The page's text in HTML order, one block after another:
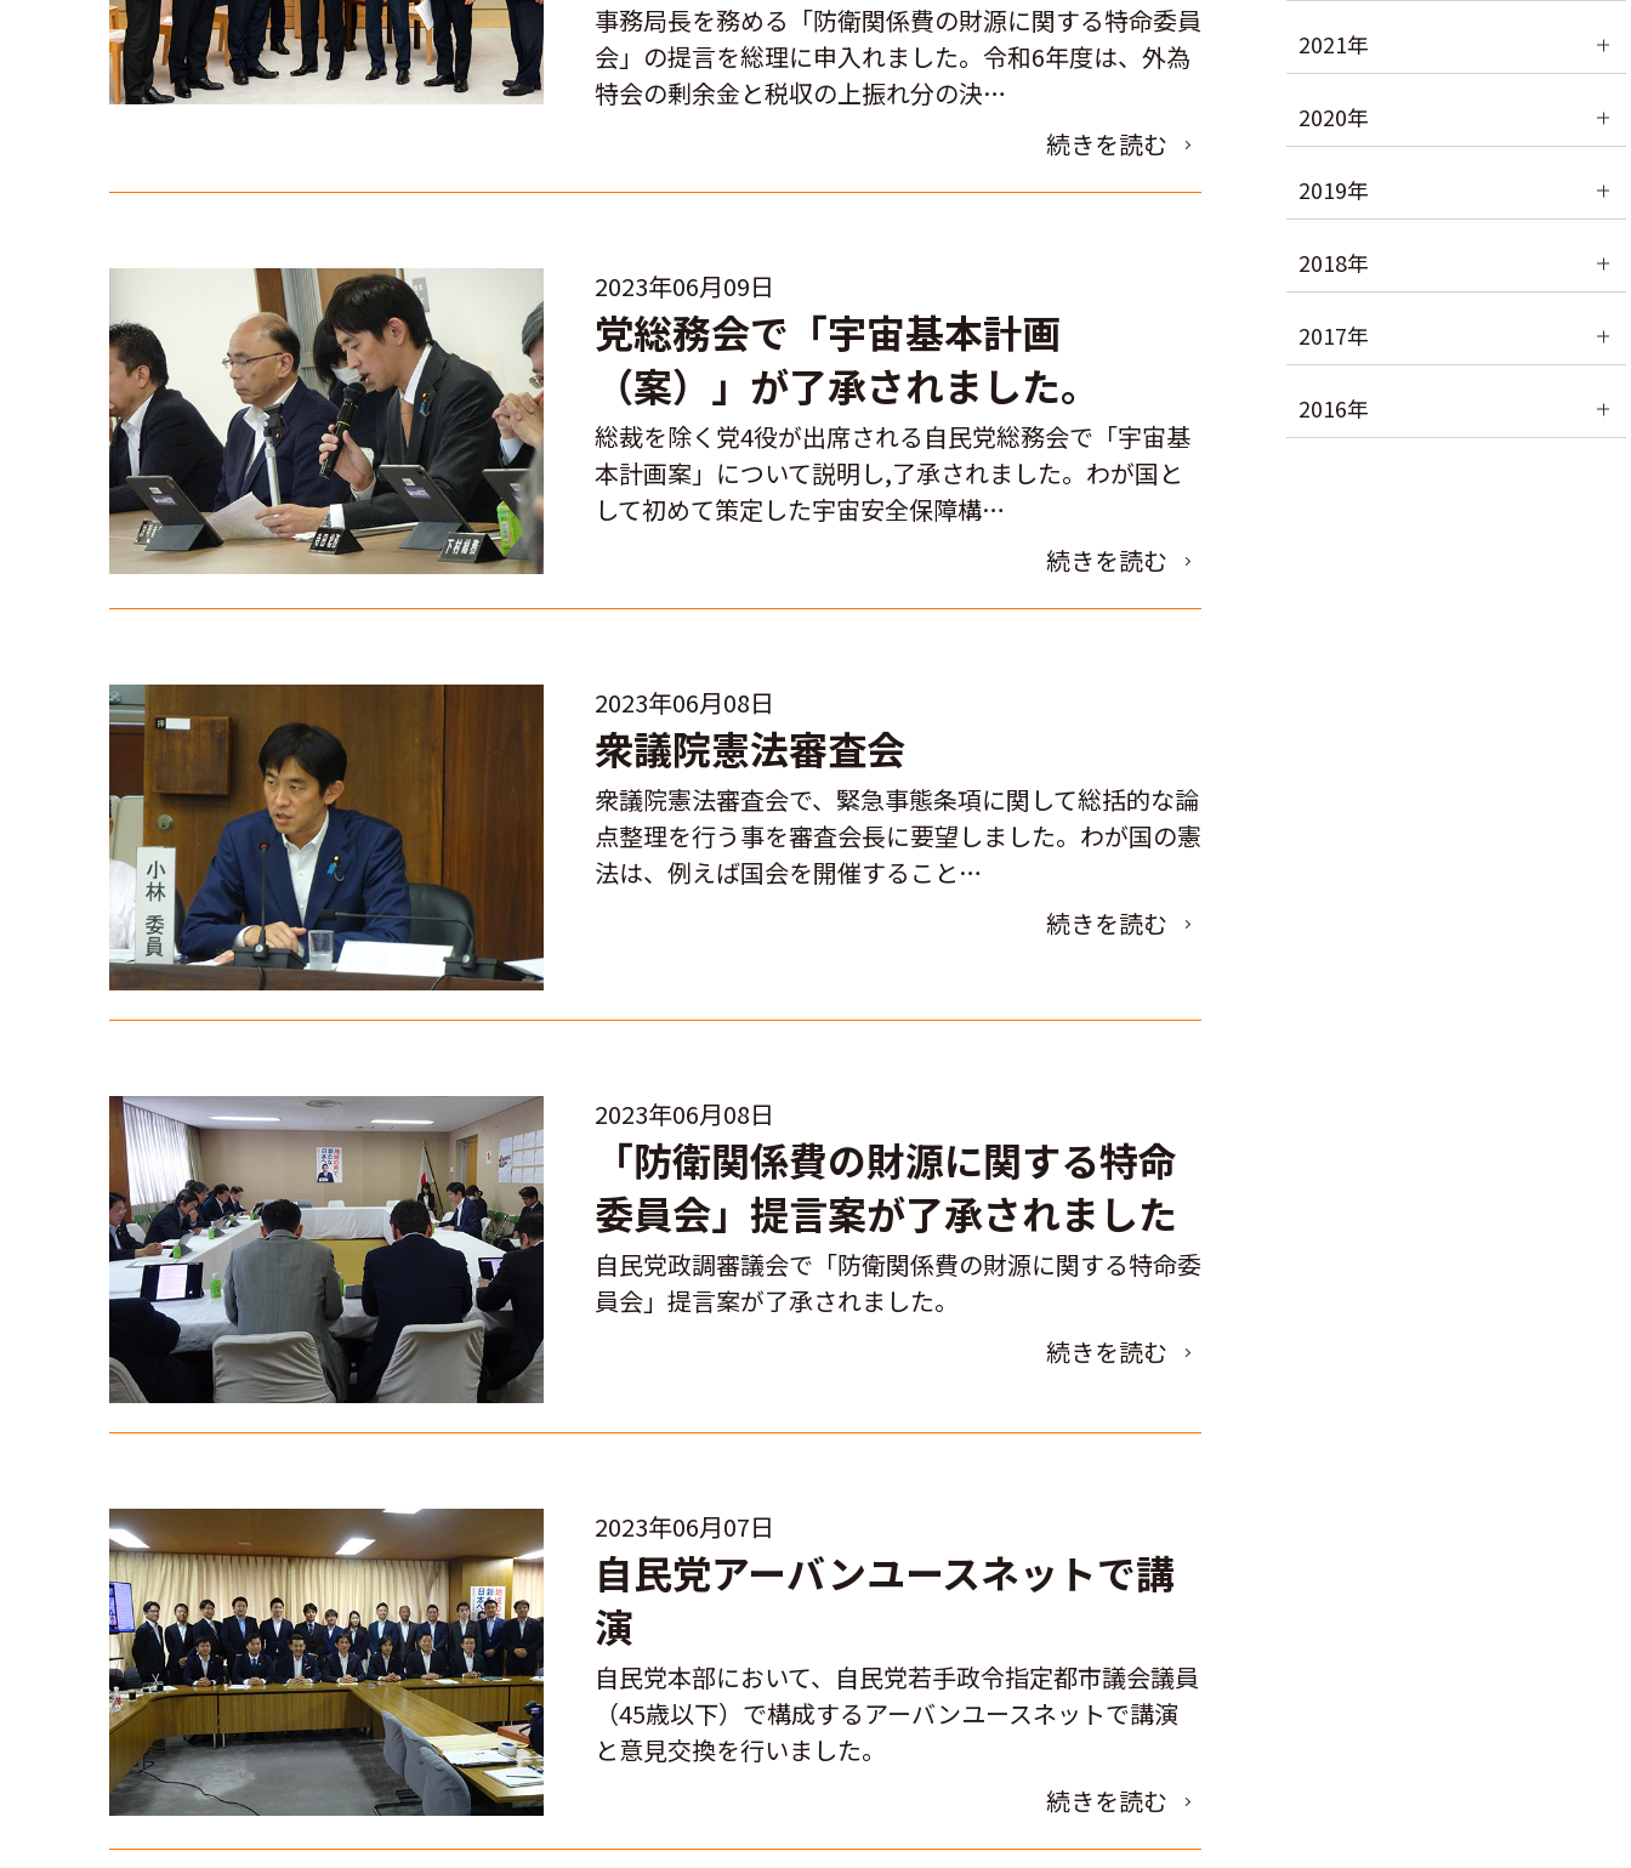
事務局長を務める「防衛関係費の財源に関する特命委員
会」の提言を総理に申入れました。令和6年度は、外為
特会の剰余金と税収の上振れ分の決…
続きを読む
2023年06月09日
党総務会で「宇宙基本計画
（案）」が了承されました。
総裁を除く党4役が出席される自民党総務会で「宇宙基
本計画案」について説明し,了承されました。わが国と
して初めて策定した宇宙安全保障構…
続きを読む
2023年06月08日
衆議院憲法審査会
衆議院憲法審査会で、緊急事態条項に関して総括的な論
点整理を行う事を審査会長に要望しました。わが国の憲
法は、例えば国会を開催すること…
続きを読む
2023年06月08日
「防衛関係費の財源に関する特命
委員会」提言案が了承されました
自民党政調審議会で「防衛関係費の財源に関する特命委
員会」提言案が了承されました。
続きを読む
2023年06月07日
自民党アーバンユースネットで講
演
自民党本部において、自民党若手政令指定都市議会議員
（45歳以下）で構成するアーバンユースネットで講演
と意見交換を行いました。
続きを読む
2021年
2020年
2019年
2018年
2017年
2016年